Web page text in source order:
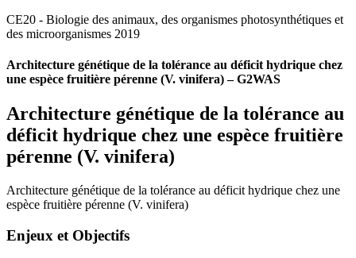
CE20 - Biologie des animaux, des organismes photosynthétiques et
des microorganismes 2019
Architecture génétique de la tolérance au déficit hydrique chez
une espèce fruitière pérenne (V. vinifera) – G2WAS
Architecture génétique de la tolérance au
déficit hydrique chez une espèce fruitière
pérenne (V. vinifera)
Architecture génétique de la tolérance au déficit hydrique chez une
espèce fruitière pérenne (V. vinifera)
Enjeux et Objectifs